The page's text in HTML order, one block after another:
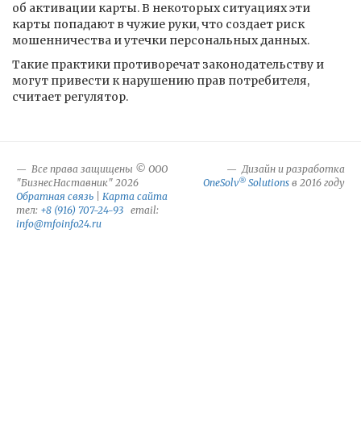
об активации карты. В некоторых ситуациях эти
карты попадают в чужие руки, что создает риск
мошенничества и утечки персональных данных.
Такие практики противоречат законодательству и
могут привести к нарушению прав потребителя,
считает регулятор.
Все права защищены © ООО
"БизнесНаставник" 2026
Обратная связь
Карта сайта
тел: +8 (916) 707-24-93 email:
info@mfoinfo24.ru
Дизайн и разработка
OneSolv® Solutions в 2016 году